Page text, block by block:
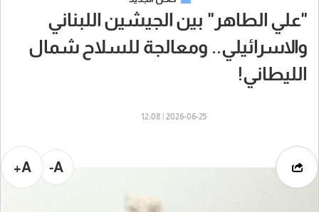
"علي الطاهر" بين الجيشين اللبناني
والاسرائيلي.. ومعالجة للسلاح شمال
الليطاني!
2026-06-25 | 12:08
A-
A+